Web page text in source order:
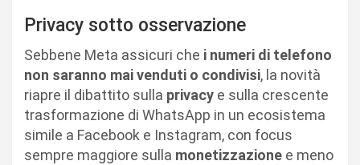
Privacy sotto osservazione
Sebbene Meta assicuri che i numeri di telefono
non saranno mai venduti o condivisi, la novità
riapre il dibattito sulla privacy e sulla crescente
trasformazione di WhatsApp in un ecosistema
simile a Facebook e Instagram, con focus
sempre maggiore sulla monetizzazione e meno